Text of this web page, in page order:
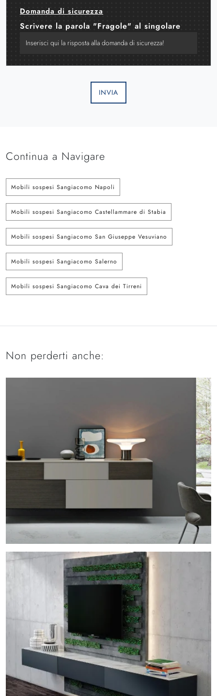
Domanda di sicurezza
Scrivere la parola "Fragole" al singolare
INVIA
Continua a Navigare
Mobili sospesi Sangiacomo Napoli
Mobili sospesi Sangiacomo Castellammare di Stabia
Mobili sospesi Sangiacomo San Giuseppe Vesuviano
Mobili sospesi Sangiacomo Salerno
Mobili sospesi Sangiacomo Cava dei Tirreni
Non perderti anche: